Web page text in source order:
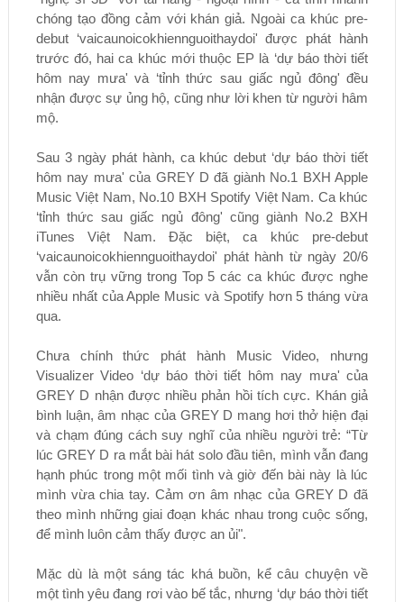
chóng tạo đồng cảm với khán giả. Ngoài ca khúc pre-
debut ‘vaicaunoicokhiennguoithaydoi' được phát hành
trước đó, hai ca khúc mới thuộc EP là ‘dự báo thời tiết
hôm nay mưa' và ‘tỉnh thức sau giấc ngủ đông' đều
nhận được sự ủng hộ, cũng như lời khen từ người hâm
mộ.
Sau 3 ngày phát hành, ca khúc debut ‘dự báo thời tiết
hôm nay mưa' của GREY D đã giành No.1 BXH Apple
Music Việt Nam, No.10 BXH Spotify Việt Nam. Ca khúc
‘tỉnh thức sau giấc ngủ đông' cũng giành No.2 BXH
iTunes Việt Nam. Đặc biệt, ca khúc pre-debut
‘vaicaunoicokhiennguoithaydoi' phát hành từ ngày 20/6
vẫn còn trụ vững trong Top 5 các ca khúc được nghe
nhiều nhất của Apple Music và Spotify hơn 5 tháng vừa
qua.
Chưa chính thức phát hành Music Video, nhưng
Visualizer Video ‘dự báo thời tiết hôm nay mưa' của
GREY D nhận được nhiều phản hồi tích cực. Khán giả
bình luận, âm nhạc của GREY D mang hơi thở hiện đại
và chạm đúng cách suy nghĩ của nhiều người trẻ: “Từ
lúc GREY D ra mắt bài hát solo đầu tiên, mình vẫn đang
hạnh phúc trong một mối tình và giờ đến bài này là lúc
mình vừa chia tay. Cảm ơn âm nhạc của GREY D đã
theo mình những giai đoạn khác nhau trong cuộc sống,
để mình luôn cảm thấy được an ủi".
Mặc dù là một sáng tác khá buồn, kể câu chuyện về
một tình yêu đang rơi vào bế tắc, nhưng ‘dự báo thời tiết